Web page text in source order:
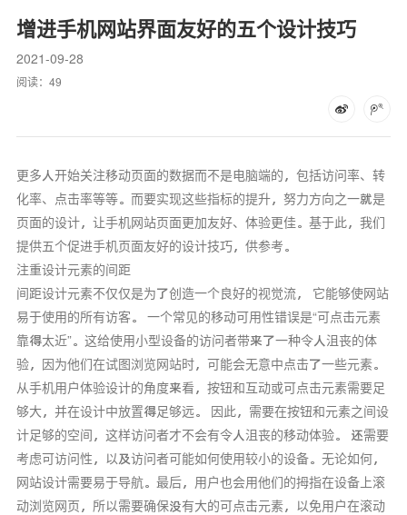
增进手机网站界面友好的五个设计技巧
2021-09-28
阅读： 49
更多人开始关注移动页面的数据而不是电脑端的，包括访问率、转
化率、点击率等等。而要实现这些指标的提升，努力方向之一就是
页面的设计，让手机网站页面更加友好、体验更佳。基于此，我们
提供五个促进手机页面友好的设计技巧，供参考。
注重设计元素的间距
间距设计元素不仅仅是为了创造一个良好的视觉流， 它能够使网站
易于使用的所有访客。 一个常见的移动可用性错误是“可点击元素
靠得太近”。这给使用小型设备的访问者带来了一种令人沮丧的体
验，因为他们在试图浏览网站时，可能会无意中点击了一些元素。
从手机用户体验设计的角度来看，按钮和互动或可点击元素需要足
够大，并在设计中放置得足够远。 因此，需要在按钮和元素之间设
计足够的空间，这样访问者才不会有令人沮丧的移动体验。 还需要
考虑可访问性，以及访问者可能如何使用较小的设备。无论如何，
网站设计需要易于导航。最后，用户也会用他们的拇指在设备上滚
动浏览网页，所以需要确保没有大的可点击元素，以免用户在滚动